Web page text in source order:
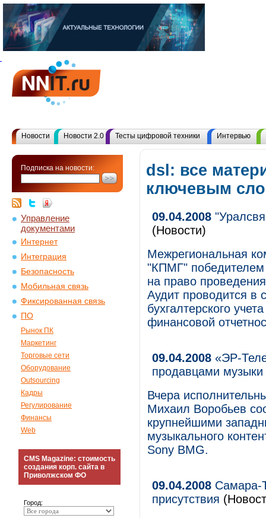
Новости Новости 2.0 Тесты цифровой техники Интервью
Подписка на новости:
Управление
документами
Интернет
Интеграция
Безопасность
Мобильная связь
Фиксированная связь
ПО
Рынок ПК
Маркетинг
Торговые сети
Оборудование
Outsourcing
Кадры
Регулирование
Финансы
Web
CMS Magazine: стоимость
создания корп. сайта в
Приволжском ФО
Город:
dsl: все
ключевым
09.04.2008
(Новости)
Межрегиональная
"КПМГ" победителем
на право
Аудит проводится в
бухгалтерского
финансовой
09.04.2008 «ЭР-
продавцами музыки
Вчера
Михаил Воробьев
крупнейшими
музыкального
Sony BMG.
09.04.2008 Самара-
присутствия